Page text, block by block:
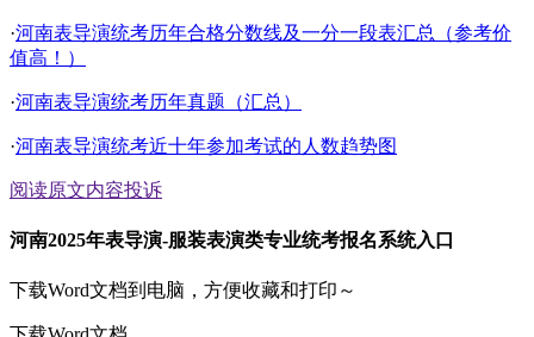
·河南表导演统考历年合格分数线及一分一段表汇总（参考价
值高！）
·河南表导演统考历年真题（汇总）
·河南表导演统考近十年参加考试的人数趋势图
阅读原文内容投诉
河南2025年表导演-服装表演类专业统考报名系统入口
下载Word文档到电脑，方便收藏和打印～